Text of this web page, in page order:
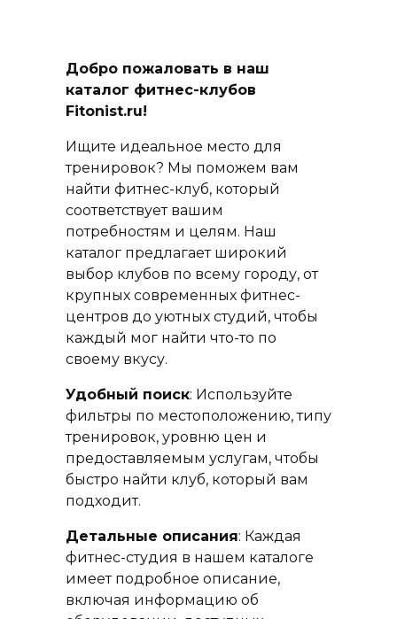
Добро пожаловать в наш
каталог фитнес-клубов
Fitonist.ru!
Ищите идеальное место для
тренировок? Мы поможем вам
найти фитнес-клуб, который
соответствует вашим
потребностям и целям. Наш
каталог предлагает широкий
выбор клубов по всему городу, от
крупных современных фитнес-
центров до уютных студий, чтобы
каждый мог найти что-то по
своему вкусу.
Удобный поиск: Используйте
фильтры по местоположению, типу
тренировок, уровню цен и
предоставляемым услугам, чтобы
быстро найти клуб, который вам
подходит.
Детальные описания: Каждая
фитнес-студия в нашем каталоге
имеет подробное описание,
включая информацию об